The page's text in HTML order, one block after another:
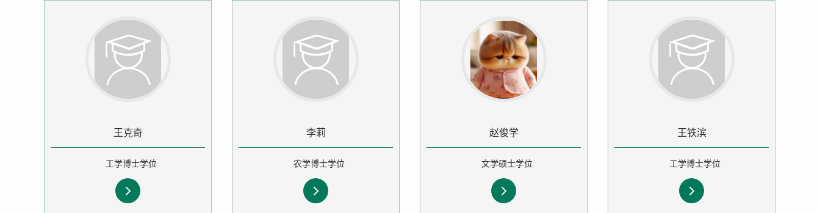
王克奇
工学博士学位
李莉
农学博士学位
赵俊学
文学硕士学位
王铁滨
工学博士学位